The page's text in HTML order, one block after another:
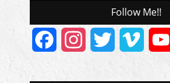
Follow Me!!
FacebookInstagram
Twitter Vimeo